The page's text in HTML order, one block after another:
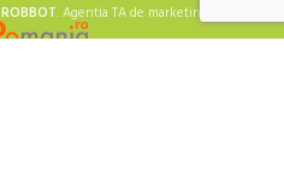
ROBBOT. Agentia TA de marketing